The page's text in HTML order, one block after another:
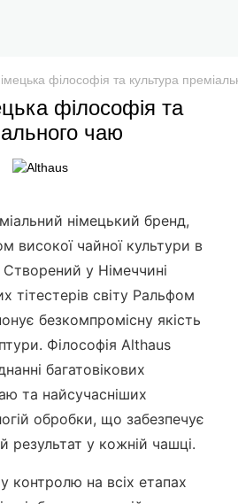
філософія та культура
філософія та
чаю
німецький бренд,
високої чайної культури в
Створений у Німеччині
тітестерів світу Ральфом
безкомпромісну якість
Філософія Althaus
багатовікових
та найсучасніших
обробки, що забезпечує
результат у кожній чашці.
контролю на всіх етапах